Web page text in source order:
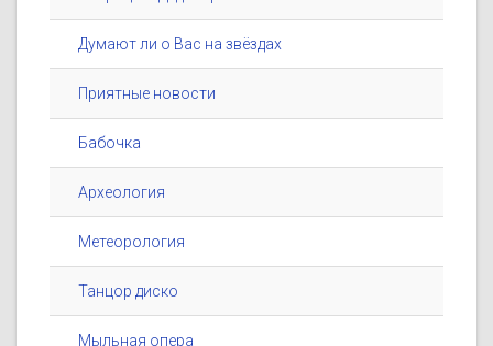
Думают ли о Вас на звёздах
Приятные новости
Бабочка
Археология
Метеорология
Танцор диско
Мыльная опера